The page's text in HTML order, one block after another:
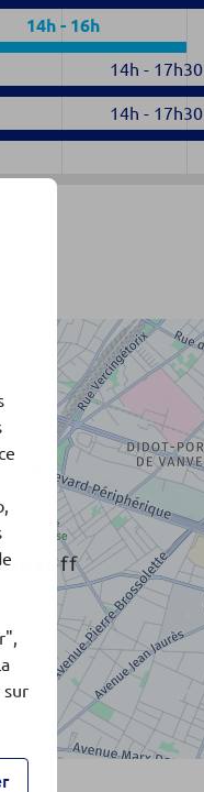
14h- 16h
14h - 17h30
14h - 17h30
sur